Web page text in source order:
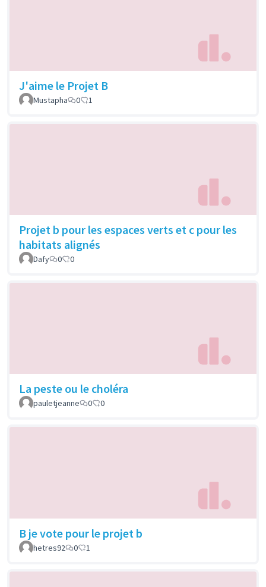
J'aime le Projet B
Mustapha 0 1
Projet b pour les espaces verts et c pour les
habitats alignés
Dafy 0 0
La peste ou le choléra
pauletjeanne 0 0
B je vote pour le projet b
hetres92 0 1